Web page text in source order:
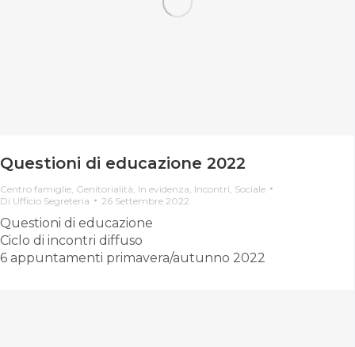
Questioni di educazione 2022
Centro famiglie Genitorialità In evidenza Incontri Sociale
Di Ufficio Segreteria 26 Settembre 2022
Questioni di educazione
Ciclo di incontri diffuso
6 appuntamenti primavera/autunno 2022